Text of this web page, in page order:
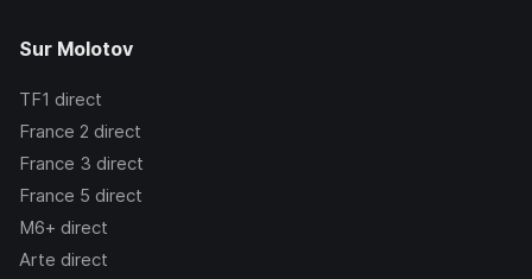
Sur Molotov
TF1 direct
France 2 direct
France 3 direct
France 5 direct
M6+ direct
Arte direct